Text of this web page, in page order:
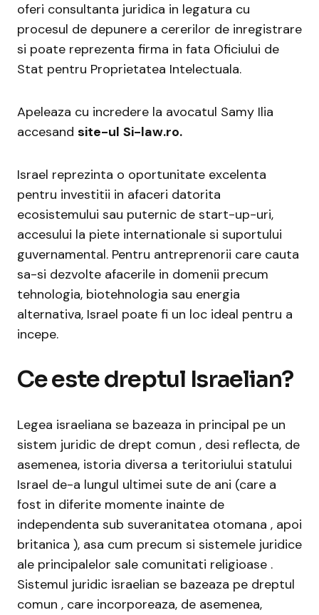
oferi consultanta juridica in legatura cu
procesul de depunere a cererilor de inregistrare
si poate reprezenta firma in fata Oficiului de
Stat pentru Proprietatea Intelectuala.
Apeleaza cu incredere la avocatul Samy Ilia
accesand site-ul Si-law.ro.
Israel reprezinta o oportunitate excelenta
pentru investitii in afaceri datorita
ecosistemului sau puternic de start-up-uri,
accesului la piete internationale si suportului
guvernamental. Pentru antreprenorii care cauta
sa-si dezvolte afacerile in domenii precum
tehnologia, biotehnologia sau energia
alternativa, Israel poate fi un loc ideal pentru a
incepe.
Ce este dreptul Israelian?
Legea israeliana se bazeaza in principal pe un
sistem juridic de drept comun , desi reflecta, de
asemenea, istoria diversa a teritoriului statului
Israel de-a lungul ultimei sute de ani (care a
fost in diferite momente inainte de
independenta sub suveranitatea otomana , apoi
britanica ), asa cum precum si sistemele juridice
ale principalelor sale comunitati religioase .
Sistemul juridic israelian se bazeaza pe dreptul
comun , care incorporeaza, de asemenea,